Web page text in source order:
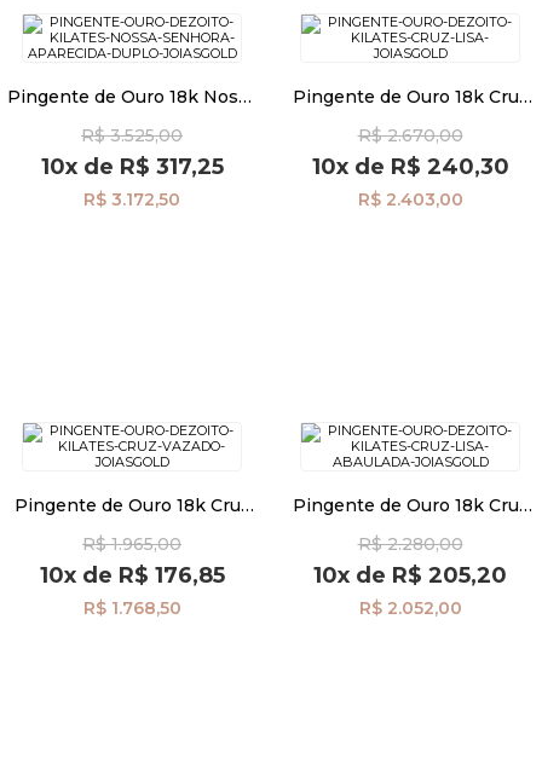
Pingente de Ouro 18k Nossa
pi22555
R$ 3.525,00
10xde R$ 317,25
R$ 3.172,50
Pingente de Ouro 18k Cruz
R$ 2.670,00
10xde R$ 240,30
R$ 2.403,00
Pingente de Ouro 18k Cruz
R$ 1.965,00
10xde R$ 176,85
R$ 1.768,50
Pingente de Ouro 18k Cruz
R$ 2.280,00
10x de R$ 205,20
R$ 2.052,00
OFERTAS